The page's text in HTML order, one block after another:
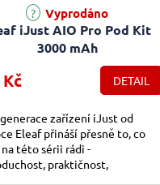
iJust AIO Pro Pod Kit
3000 mAh
hodnocení produktu je 4,7
Vyprodáno
DETAIL
zařízení iJust od
Eleaf přináší přesně to, co
této sérii rádi -
praktičnost,